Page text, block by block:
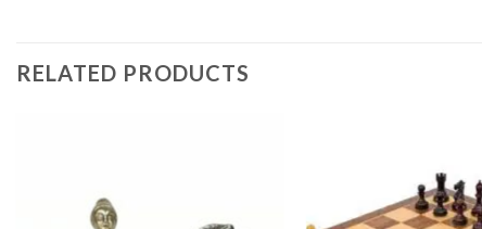
RELATED PRODUCTS